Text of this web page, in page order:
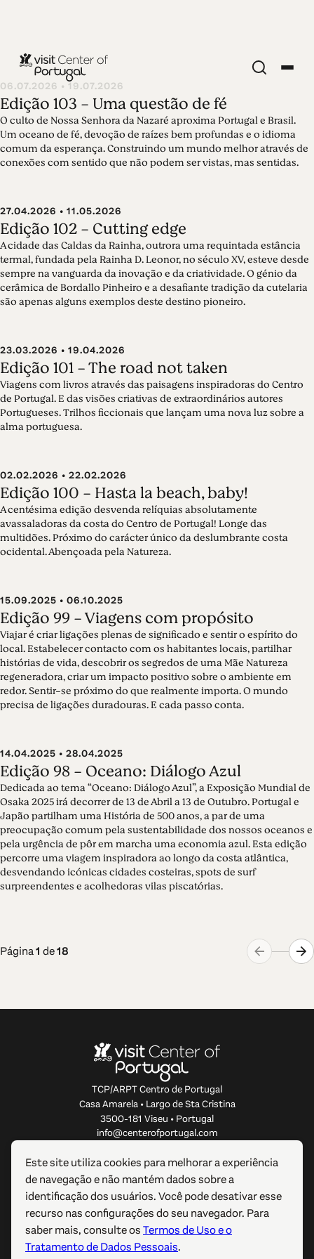
Edição 104 -
Portugal
23.07.2026 • 02.08.2026
Porque amamos Portugal? O que leva os viajantes
dos quatro cantos do mundo a regressar a Portugal?
recebe os visitantes com uma hospitalidade
genuína, abraços sentidos e mesas opulentas. Mas
há mais razões para amar Portugal. E a sua alma
inspiradora. Nas palavras do prestigiado
musicólogo Rui Vieira Nery: "Portugal é o grande
poema".
06.07.2026 • 19.07.2026
Edição 103 - Uma questão de fé
O culto de Nossa Senhora da Nazaré aproxima Portugal e Brasil.
Um oceano de fé, devoção de raízes bem profundas e o idioma
comum da esperança. Construindo um mundo melhor através de
conexões com sentido que não podem ser vistas, mas sentidas.
27.04.2026 • 11.05.2026
Edição 102 - Cutting edge
A cidade das Caldas da Rainha, outrora uma requintada estância
termal, fundada pela Rainha D. Leonor, no século XV, esteve desde
sempre na vanguarda da inovação e da criatividade. O génio da
cerâmica de Bordallo Pinheiro e a desafiante tradição da cutelaria
são apenas alguns exemplos deste destino pioneiro.
23.03.2026 • 19.04.2026
Edição 101 - The road not taken
Viagens com livros através das paisagens inspiradoras do Centro
de Portugal. E das visões criativas de extraordinários autores
Portugueses. Trilhos ficcionais que lançam uma nova luz sobre a
alma portuguesa.
02.02.2026 • 22.02.2026
Edição 100 - Hasta la beach, baby!
A centésima edição desvenda relíquias absolutamente
avassaladoras da costa do Centro de Portugal! Longe das
multidões. Próximo do carácter único da deslumbrante costa
ocidental. Abençoada pela Natureza.
15.09.2025 • 06.10.2025
Edição 99 - Viagens com propósito
Viajar é criar ligações plenas de significado e sentir o espírito do
local. Estabelecer contacto com os habitantes locais, partilhar
histórias de vida, descobrir os segredos de uma Mãe Natureza
regeneradora, criar um impacto positivo sobre o ambiente em
redor. Sentir-se próximo do que realmente importa. O mundo
precisa de ligações duradouras. E cada passo conta.
14.04.2025 • 28.04.2025
Edição 98 - Oceano: Diálogo Azul
Dedicada ao tema “Oceano: Diálogo Azul”, a Exposição Mundial de
Osaka 2025 irá decorrer de 13 de Abril a 13 de Outubro. Portugal e
Japão partilham uma História de 500 anos, a par de uma
preocupação comum pela sustentabilidade dos nossos oceanos e
pela urgência de pôr em marcha uma economia azul. Esta edição
percorre uma viagem inspiradora ao longo da costa atlântica,
desvendando icónicas cidades costeiras, spots de surf
surpreendentes e acolhedoras vilas piscatórias.
Página1 de18
TCP/ARPT Centro de Portugal
Casa Amarela • Largo de Sta Cristina
3500-181 Viseu • Portugal
info@centerofportugal.com
SOBRE ESTE WEBSITE
LIGAÇÕES ÚTEIS
SIGA-NOS
Este site utiliza cookies para melhorar a experiência
de navegação e não mantém dados sobre a
identificação dos usuários. Você pode desativar esse
recurso nas configurações do seu navegador. Para
saber mais, consulte osTermos de Uso e o
Tratamento de Dados Pessoais.